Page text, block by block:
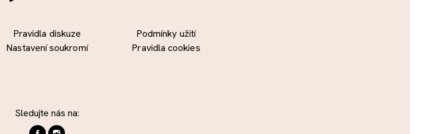
Pravidla diskuze
Nastavení soukromí
Podmínky užití
Pravidla cookies
Sledujte nás na: